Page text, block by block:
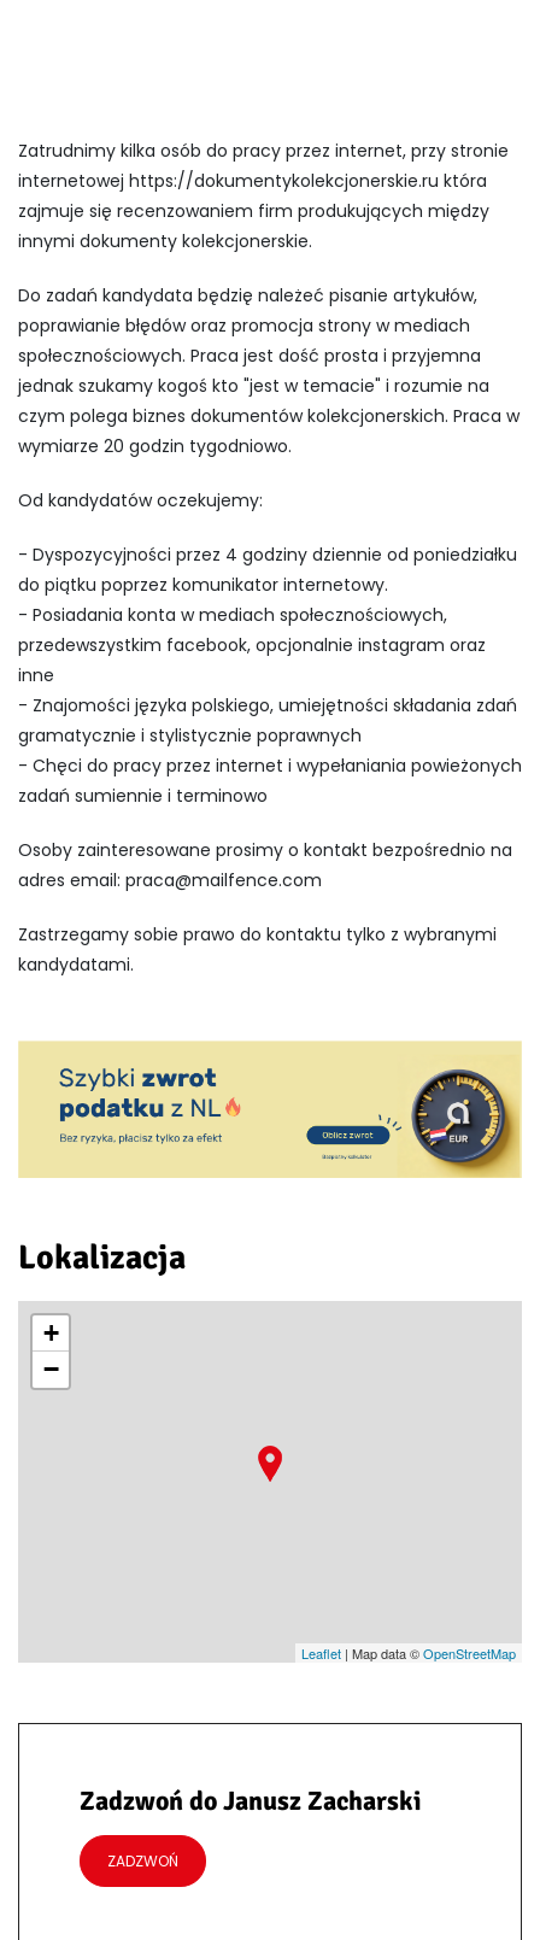
Zatrudnimy kilka osób do pracy przez internet, przy stronie
internetowej https://dokumentykolekcjonerskie.ru która
zajmuje się recenzowaniem firm produkujących między
innymi dokumenty kolekcjonerskie.
Do zadań kandydata będzię należeć pisanie artykułów,
poprawianie błędów oraz promocja strony w mediach
społecznościowych. Praca jest dość prosta i przyjemna
jednak szukamy kogoś kto "jest w temacie" i rozumie na
czym polega biznes dokumentów kolekcjonerskich. Praca w
wymiarze 20 godzin tygodniowo.
Od kandydatów oczekujemy:
- Dyspozycyjności przez 4 godziny dziennie od poniedziałku
do piątku poprzez komunikator internetowy.
- Posiadania konta w mediach społecznościowych,
przedewszystkim facebook, opcjonalnie instagram oraz
inne
- Znajomości języka polskiego, umiejętności składania zdań
gramatycznie i stylistycznie poprawnych
- Chęci do pracy przez internet i wypełaniania powieżonych
zadań sumiennie i terminowo
Osoby zainteresowane prosimy o kontakt bezpośrednio na
adres email: praca@mailfence.com
Zastrzegamy sobie prawo do kontaktu tylko z wybranymi
kandydatami.
Lokalizacja
+
−
Leaflet | Map data ©OpenStreetMap
Zadzwoń do Janusz Zacharski
ZADZWOŃ